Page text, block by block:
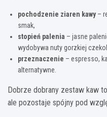
pochodzenie ziaren kawy–
smak,
stopień palenia – jasne
wydobywa nuty gorzkiej
przeznaczenie – espresso,
alternatywne.
Dobrze dobrany zestaw kaw
ale pozostaje spójny pod